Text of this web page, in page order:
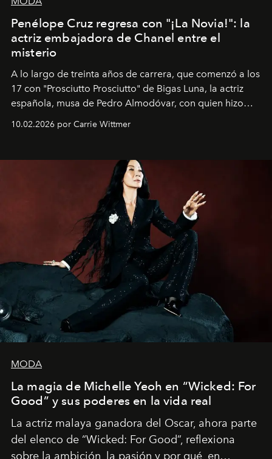
Penélope Cruz regresa con "¡La Novia!": la
actriz embajadora de Chanel entre el
misterio
A lo largo de treinta años de carrera, que comenzó a los
17 con "Prosciutto Prosciutto" de Bigas Luna, la actriz
española, musa de Pedro Almodóvar, con quien hizo
Barcelona", ha dividido su tiempo entre Europa y
dirigida por Maggie Gyllenhaal.
10.02.2026 por Carrie Wittmer
MODA
La magia de Michelle Yeoh en “Wicked: For
Good” y sus poderes en la vida real
La actriz malaya ganadora del Oscar, ahora parte
del elenco de “Wicked: For Good”, reflexiona
sobre la ambición, la pasión y por qué, en